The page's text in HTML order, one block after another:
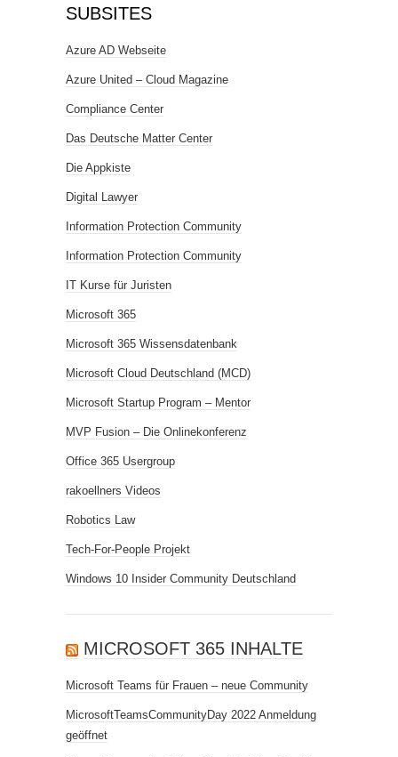
SUBSITES
Azure AD Webseite
Azure United – Cloud Magazine
Compliance Center
Das Deutsche Matter Center
Die Appkiste
Digital Lawyer
Information Protection Community
Information Protection Community
IT Kurse für Juristen
Microsoft 365
Microsoft 365 Wissensdatenbank
Microsoft Cloud Deutschland (MCD)
Microsoft Startup Program – Mentor
MVP Fusion – Die Onlinekonferenz
Office 365 Usergroup
rakoellners Videos
Robotics Law
Tech-For-People Projekt
Windows 10 Insider Community Deutschland
MICROSOFT 365 INHALTE
Microsoft Teams für Frauen – neue Community
MicrosoftTeamsCommunityDay 2022 Anmeldung
geöffnet